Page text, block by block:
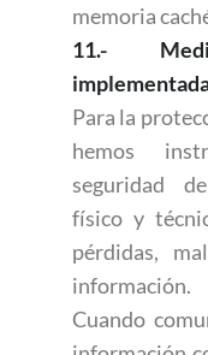
memoria
11.-
Para la
hemos
seguridad
físico y
pérdidas,
información.
Cuando